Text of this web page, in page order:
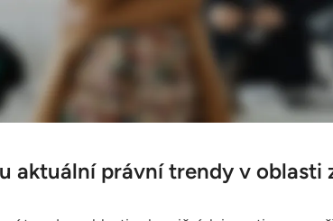
aktuální právní trendy v oblasti